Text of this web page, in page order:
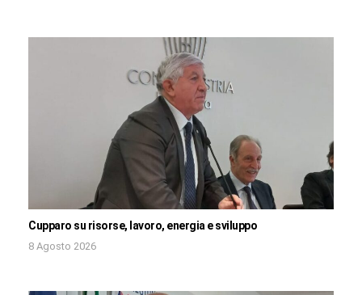
Cupparo su risorse, lavoro, energia e sviluppo
8 Agosto 2026